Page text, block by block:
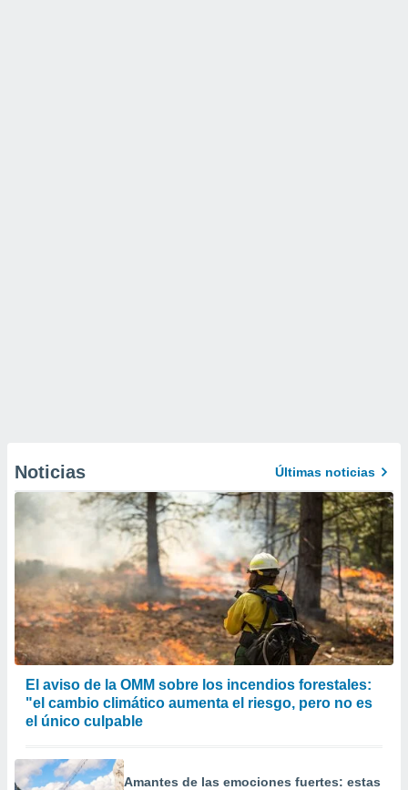
Noticias Últimas noticias
El aviso de la OMM sobre los incendios forestales:
"el cambio climático aumenta el riesgo, pero no es
el único culpable
Amantes de las emociones fuertes: estas